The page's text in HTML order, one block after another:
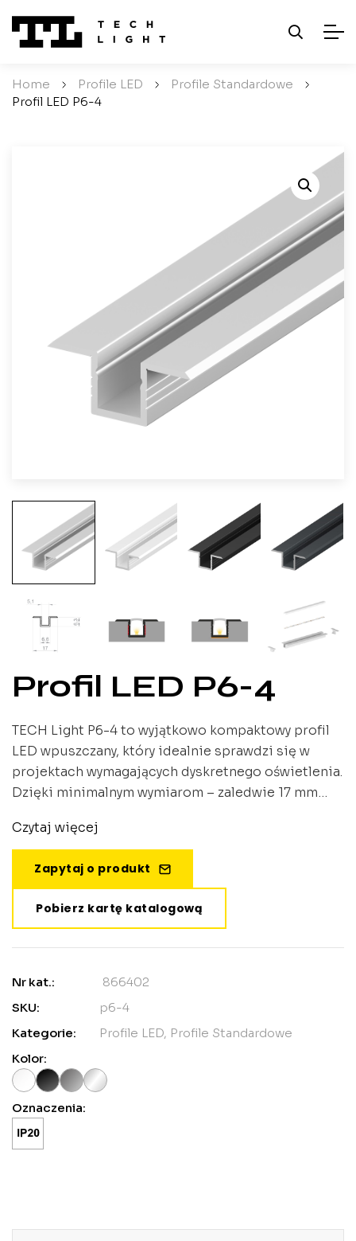
Home / Profile LED / Profile Standardowe
/
Profil LED P6-4
Profil LED P6-4
TECH Light P6-4 to wyjątkowo kompaktowy profil
LED wpuszczany, który idealnie sprawdzi się w
projektach wymagających dyskretnego oświetlenia.
Dzięki minimalnym wymiarom – zaledwie 17 mm
znika w strukturze mebla czy elementu
architektonicznego, pozostawiając jedynie czysty
strumień światła. Klasa ochrony IP20 czyni go
wewnętrznych.
Czytaj więcej
Zapytaj o produkt
Pobierz kartę katalogową
Nr kat.:
866402
SKU:
p6-4
Kategorie:
Profile LED, Profile Standardowe
Kolor:
Oznaczenia: